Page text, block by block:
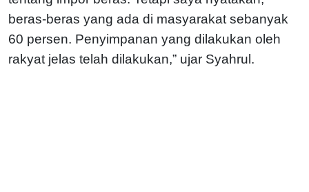
beras-beras yang ada di masyarakat sebanyak
60 persen. Penyimpanan yang dilakukan oleh
rakyat jelas telah dilakukan,” ujar Syahrul.